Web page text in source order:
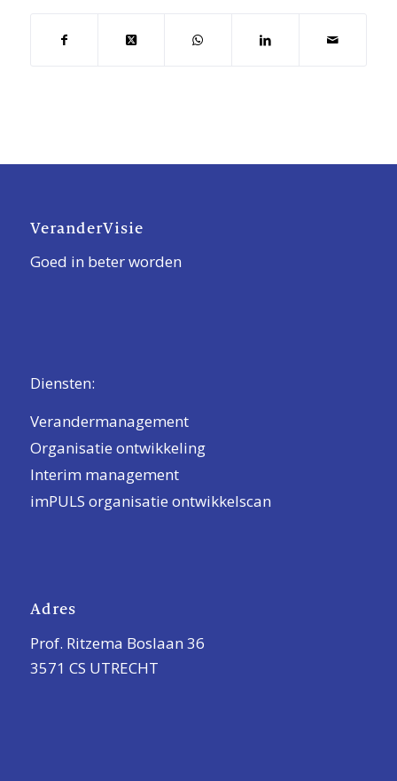
VeranderVisie
Goed in beter worden
Diensten:
Verandermanagement
Organisatie ontwikkeling
Interim management
imPULS organisatie ontwikkelscan
Adres
Prof. Ritzema Boslaan 36
3571 CS UTRECHT